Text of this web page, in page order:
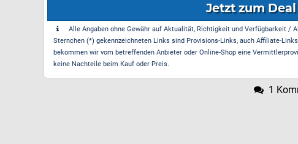
Jetzt zum
Alle Angaben ohne Gewähr auf Aktualität, Richtigkeit und Verfügbarkeit
Sternchen (*) gekennzeichneten Links sind Provisions-Links, auch Affiliate-
bekommen wir vom betreffenden Anbieter oder Online-Shop eine
keine Nachteile beim Kauf oder Preis.
1